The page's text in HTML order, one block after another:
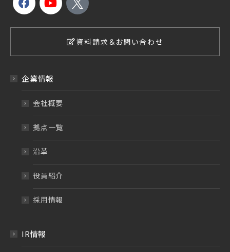
資料請求＆お問い合わせ
企業情報
会社概要
拠点一覧
沿革
役員紹介
採用情報
IR情報